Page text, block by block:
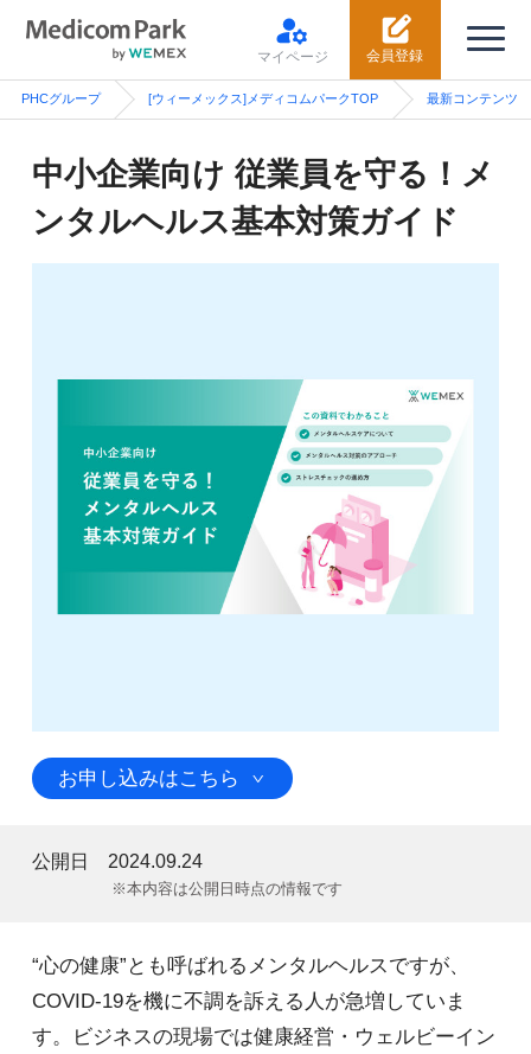
会員登録
マイページ
PHCグループ [ウィーメックス]メディコムパークTOP 最新コンテンツ
中小企業向け 従業員を守る！メ
ンタルヘルス基本対策ガイド
お申し込みはこちら
公開日 2024.09.24
※本内容は公開日時点の情報です
“心の健康”とも呼ばれるメンタルヘルスですが、
COVID-19を機に不調を訴える人が急増していま
す。ビジネスの現場では健康経営・ウェルビーイン